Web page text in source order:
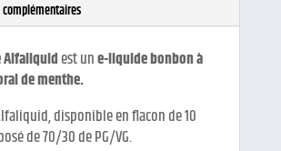
Alfaliquidest une-liquide bonbon à
de menthe.
disponible en flacon de 10
de 70/30 de PG/VG.